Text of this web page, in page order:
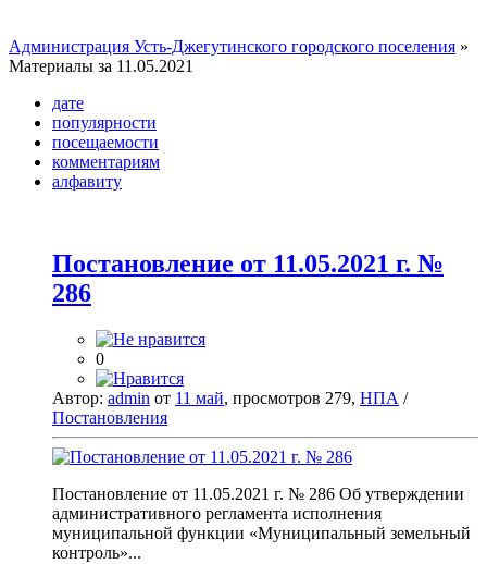
Администрация Усть-Джегутинского городского поселения »
Материалы за 11.05.2021
дате
популярности
посещаемости
комментариям
алфавиту
Постановление от 11.05.2021 г. №
286
0
Автор: admin от 11 май, просмотров 279, НПА /
Постановления
Постановление от 11.05.2021 г. № 286 Об утверждении
административного регламента исполнения
муниципальной функции «Муниципальный земельный
контроль»...